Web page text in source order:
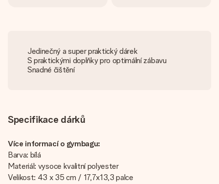
Jedinečný a super praktický dárek
S praktickými doplňky pro optimální zábavu
Snadné čištění
Specifikace dárků
Více informací o gymbagu:
Barva: bílá
Materiál: vysoce kvalitní polyester
Velikost: 43 x 35 cm / 17,7x13,3 palce